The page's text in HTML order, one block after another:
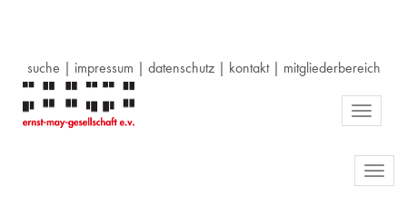
suche | impressum | datenschutz| kontakt| mitgliederbereich
Toggle